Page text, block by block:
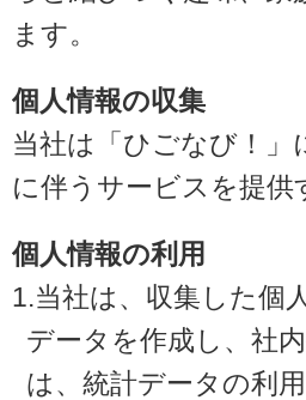
ます。
個人情報の収集
当社は「ひごなび！
に伴うサービスを提
個人情報の利用
1.当社は、収集した個
データを作成し、社
は、統計データの利